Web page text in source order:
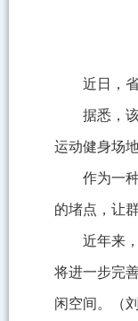
近日，
据悉，
运动健身场
作为一
的堵点，让
近年来
将进一步完
闲空间。（